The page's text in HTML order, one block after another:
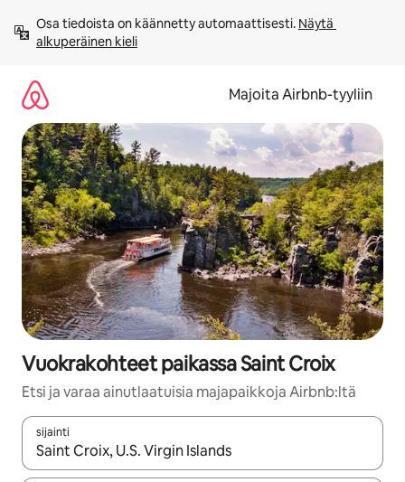
sisältö
väliin
Osa tiedoista on käännetty automaattisesti. Näytä
alkuperäinen kieli
Majoita Airbnb-tyyliin
Vuokrakohteet paikassa Saint Croix
Etsi ja varaa ainutlaatuisia majapaikkoja Airbnb:ltä
sijainti
Kun tulokset ovat saatavilla, navigoi ylös- ja alas-